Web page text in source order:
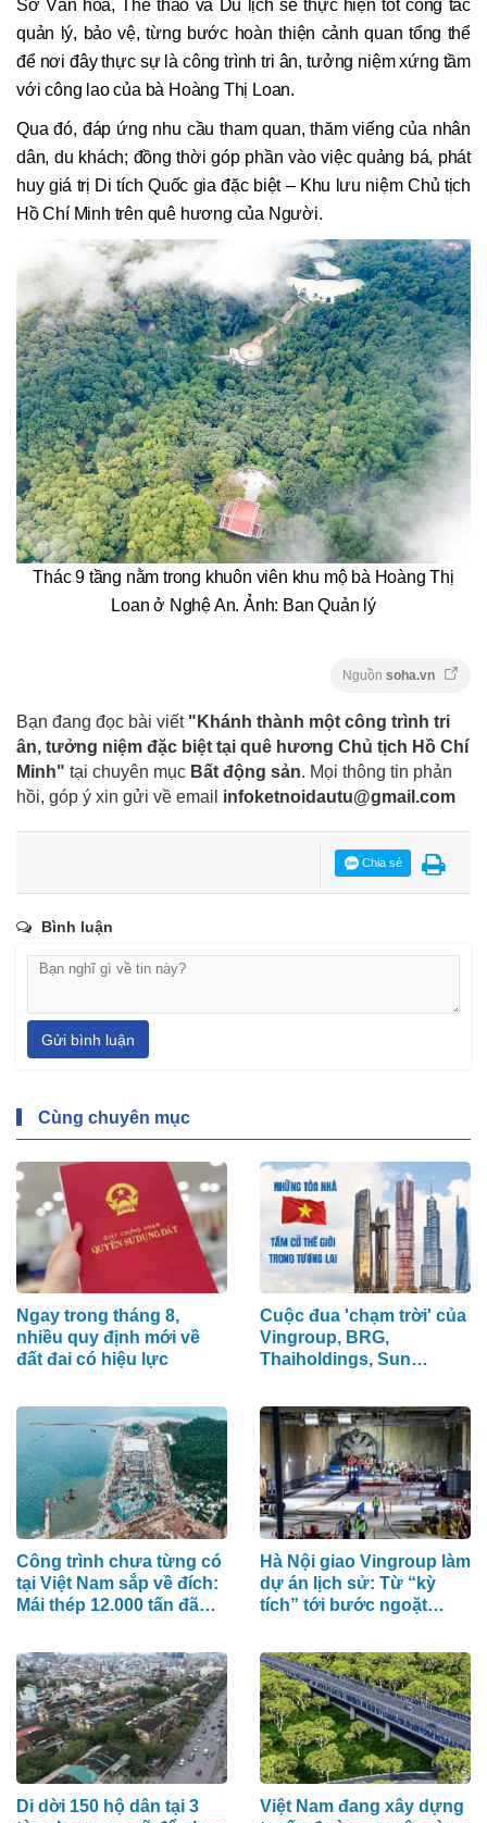
Sở Văn hóa, Thể thao và Du lịch sẽ thực hiện tốt công tác
quản lý, bảo vệ, từng bước hoàn thiện cảnh quan tổng thể
để nơi đây thực sự là công trình tri ân, tưởng niệm xứng tầm
với công lao của bà Hoàng Thị Loan.
Qua đó, đáp ứng nhu cầu tham quan, thăm viếng của nhân
dân, du khách; đồng thời góp phần vào việc quảng bá, phát
huy giá trị Di tích Quốc gia đặc biệt – Khu lưu niệm Chủ tịch
Hồ Chí Minh trên quê hương của Người.
Thác 9 tầng nằm trong khuôn viên khu mộ bà Hoàng Thị
Loan ở Nghệ An. Ảnh: Ban Quản lý
Nguồn soha.vn
Bạn đang đọc bài viết "Khánh thành một công trình tri
ân, tưởng niệm đặc biệt tại quê hương Chủ tịch Hồ Chí
Minh" tại chuyên mục Bất động sản. Mọi thông tin phản
hồi, góp ý xin gửi về email infoketnoidautu@gmail.com
Chia sẻ
Bình luận
Gửi bình luận
Cùng chuyên mục
Ngay trong tháng 8,
nhiều quy định mới về
đất đai có hiệu lực
Cuộc đua 'chạm trời' của
Vingroup, BRG,
Thaiholdings, Sun
cao hơn 500m xô đổ kỷ
lục cũ, ai sẽ xây tòa nhà
cao nhất Việt Nam?
Công trình chưa từng có
tại Việt Nam sắp về đích:
Mái thép 12.000 tấn đã
biểu diễn 4.000 chỗ lớn
hơn nơi trao giải Oscar
dần lộ diện
Hà Nội giao Vingroup làm
dự án lịch sử: Từ “kỳ
tích” tới bước ngoặt
quốc gia
Di dời 150 hộ dân tại 3
Việt Nam đang xây dựng